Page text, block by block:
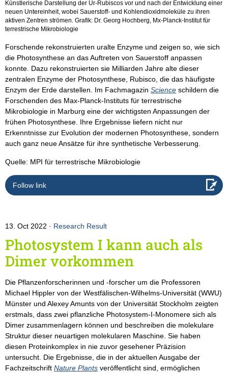
Künstlerische Darstellung der Ur-Rubiscos vor und nach der Entwicklung einer
neuen Untereinheit, wobei Sauerstoff- und Kohlendioxidmoleküle zu ihren
aktiven Zentren strömen. Grafik: Dr. Georg Hochberg, Mx-Planck-Institut für
terrestrische Mikrobiologie
Forschende rekonstruierten uralte Enzyme und zeigen so, wie sich
die Photosynthese an das Auftreten von Sauerstoff anpassen
konnte. Dazu rekonstruierten sie Milliarden Jahre alte dieser
zentralen Enzyme der Photosynthese, Rubisco, die das häufigste
Enzym der Erde darstellen. Im Fachmagazin Science schildern die
Forschenden des Max-Planck-Instituts für terrestrische
Mikrobiologie in Marburg eine der wichtigsten Anpassungen der
frühen Photosynthese. Ihre Ergebnisse liefern nicht nur
Erkenntnisse zur Evolution der modernen Photosynthese, sondern
auch ganz neue Ansätze für ihre synthetische Verbesserung.
Quelle: MPI für terrestrische Mikrobiologie
Follow link
13. Oct 2022 Research Result
Photosystem I kann auch als
Dimer vorkommen
Die Pflanzenforscherinnen und -forscher um die Professoren
Michael Hippler von der Westfälischen-Wilhelms-Universität (WWU)
Münster und Alexey Amunts von der Universität Stockholm zeigten
erstmals, dass zwei pflanzliche Photosystem-I-Monomere sich als
Dimer zusammenlagern können und beschreiben die molekulare
Struktur dieser neuartigen molekularen Maschine. Sie haben
diesen Proteinkomplex in nie zuvor gesehener Präzision
untersucht. Die Ergebnisse, die in der aktuellen Ausgabe der
Fachzeitschrift Nature Plants veröffentlicht sind, ermöglichen